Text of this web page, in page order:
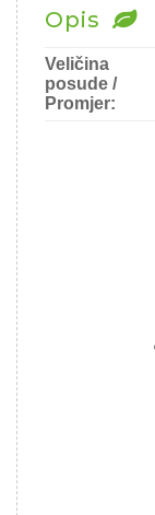
Opis
Veličina
posude /
Promjer: